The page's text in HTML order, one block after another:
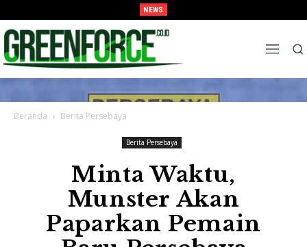
NEWS
Untuk Hormati Perjuangan Pemain
Beranda Berita Persebaya
Berita Persebaya
Minta Waktu,
Munster Akan
Paparkan Pemain